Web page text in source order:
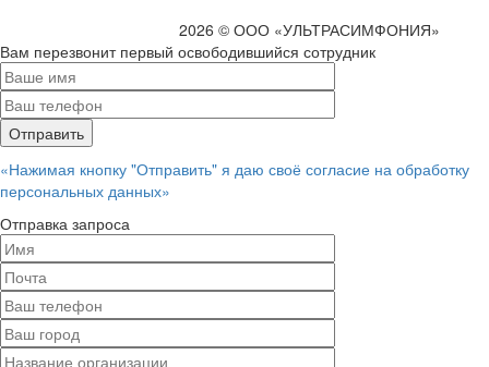
2026 © ООО «УЛЬТРАСИМФОНИЯ»
Вам перезвонит первый освободившийся сотрудник
«Нажимая кнопку "Отправить" я даю своё согласие на обработку
персональных данных»
Отправка запроса